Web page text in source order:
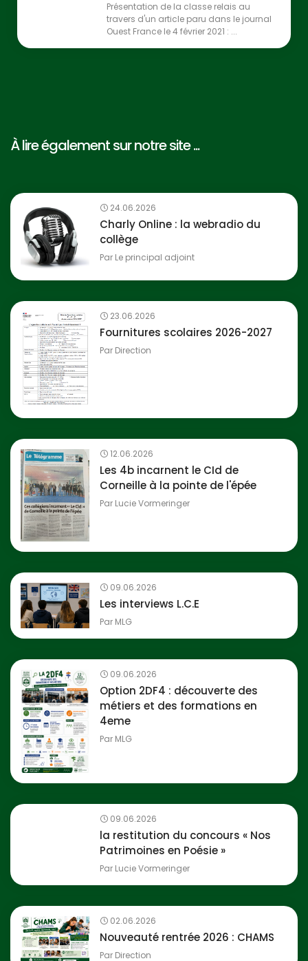
Présentation de la classe relais au
travers d'un article paru dans le journal
Ouest France le 4 février 2021 : ...
À lire également sur notre site ...
24.06.2026
Charly Online : la webradio du
collège
Par Le principal adjoint
23.06.2026
Fournitures scolaires 2026-2027
Par Direction
12.06.2026
Les 4b incarnent le CId de
Corneille à la pointe de l'épée
Par Lucie Vormeringer
09.06.2026
Les interviews L.C.E
Par MLG
09.06.2026
Option 2DF4 : découverte des
métiers et des formations en
4eme
Par MLG
09.06.2026
la restitution du concours « Nos
Patrimoines en Poésie »
Par Lucie Vormeringer
02.06.2026
Nouveauté rentrée 2026 : CHAMS
Par Direction